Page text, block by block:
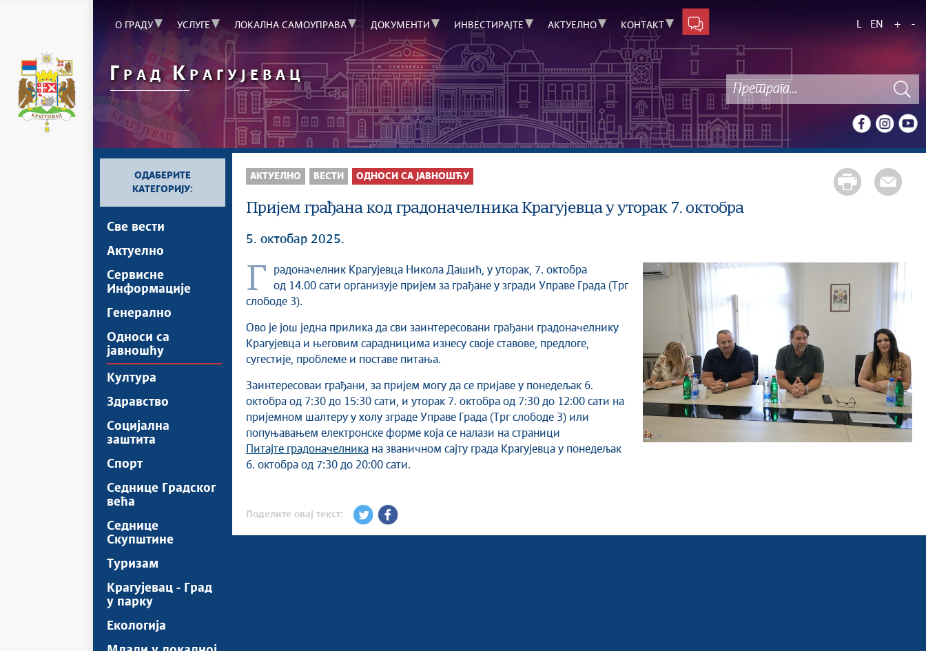
О ГРАДУ УСЛУГЕ ЛОКАЛНА САМОУПРАВА ДОКУМЕНТИ ИНВЕСТИРАЈТЕ АКТУЕЛНО КОНТАКТ L EN + -
Г РАДКРАГУЈЕВАЦ
ОДАБЕРИТЕ
КАТЕГОРИЈУ:
Све вести
Актуелно
Сервисне
Информације
Генерално
Односи са
јавношћу
Култура
Здравство
Социјална
заштита
Спорт
Седнице Градског
већа
Седнице
Скупштине
Туризам
Крагујевац - Град
у парку
Екологија
АКТУЕЛНО ВЕСТИ ОДНОСИ СА ЈАВНОШЋУ
Пријем грађана код градоначелника Крагујевца у уторак 7. октобра
5. октобар 2025.
Градоначелник Крагујевца Никола Дашић, у уторак, 7. октобра
од 14.00 сати организује пријем за грађане у згради Управе Града (Трг
слободе 3).
Ово је још једна прилика да сви заинтересовани грађани градоначелнику
Крагујевца и његовим сарадницима изнесу своје ставове, предлоге,
сугестије, проблеме и поставе питања.
Заинтересоваи грађани, за пријем могу да се пријаве у понедељак 6.
октобра од 7:30 до 15:30 сати, и уторак 7. октобра од 7:30 до 12:00 сати на
пријемном шалтеру у холу зграде Управе Града (Трг слободе 3) или
попуњавањем електронске форме која се налази на страници
Питајте градоначелникана званичном сајту града Крагујевца у понедељак
6. октобра од 7:30 до 20:00 сати.
Поделите овај текст: